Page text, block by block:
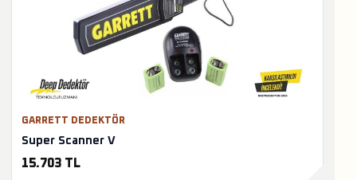
GARRETT DEDEKTÖR
Super Scanner V
15.703 TL